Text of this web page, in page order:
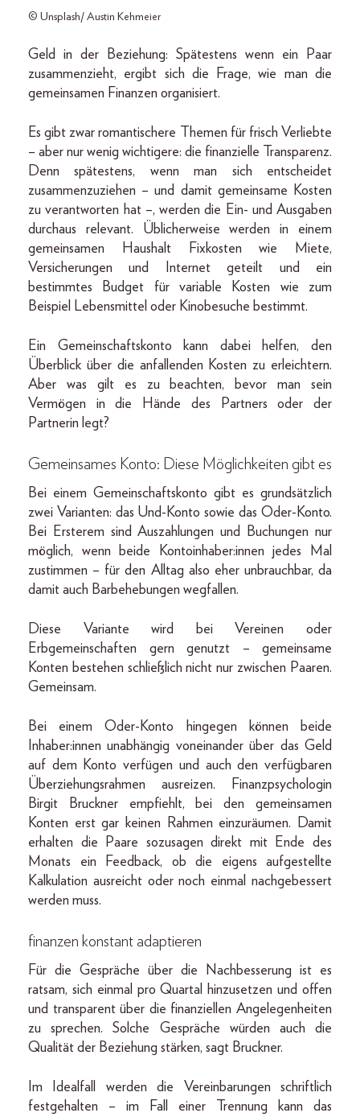
© Unsplash/ Austin Kehmeier
Geld in der Beziehung: Spätestens wenn ein Paar
zusammenzieht, ergibt sich die Frage, wie man die
gemeinsamen Finanzen organisiert.
Es gibt zwar romantischere Themen für frisch Verliebte
– aber nur wenig wichtigere: die finanzielle Transparenz.
Denn spätestens, wenn man sich entscheidet
zusammenzuziehen – und damit gemeinsame Kosten
zu verantworten hat –, werden die Ein- und Ausgaben
durchaus relevant. Üblicherweise werden in einem
gemeinsamen Haushalt Fixkosten wie Miete,
Versicherungen und Internet geteilt und ein
bestimmtes Budget für variable Kosten wie zum
Beispiel Lebensmittel oder Kinobesuche bestimmt.
Ein Gemeinschaftskonto kann dabei helfen, den
Überblick über die anfallenden Kosten zu erleichtern.
Aber was gilt es zu beachten, bevor man sein
Vermögen in die Hände des Partners oder der
Partnerin legt?
Gemeinsames Konto: Diese Möglichkeiten gibt es
Bei einem Gemeinschaftskonto gibt es grundsätzlich
zwei Varianten: das Und-Konto sowie das Oder-Konto.
Bei Ersterem sind Auszahlungen und Buchungen nur
möglich, wenn beide Kontoinhaber:innen jedes Mal
zustimmen – für den Alltag also eher unbrauchbar, da
damit auch Barbehebungen wegfallen.
Diese Variante wird bei Vereinen oder
Erbgemeinschaften gern genutzt – gemeinsame
Konten bestehen schließlich nicht nur zwischen Paaren.
Gemeinsam.
Bei einem Oder-Konto hingegen können beide
Inhaber:innen unabhängig voneinander über das Geld
auf dem Konto verfügen und auch den verfügbaren
Überziehungsrahmen ausreizen. Finanzpsychologin
Birgit Bruckner empfiehlt, bei den gemeinsamen
Konten erst gar keinen Rahmen einzuräumen. Damit
erhalten die Paare sozusagen direkt mit Ende des
Monats ein Feedback, ob die eigens aufgestellte
Kalkulation ausreicht oder noch einmal nachgebessert
werden muss.
finanzen konstant adaptieren
Für die Gespräche über die Nachbesserung ist es
ratsam, sich einmal pro Quartal hinzusetzen und offen
und transparent über die finanziellen Angelegenheiten
zu sprechen. Solche Gespräche würden auch die
Qualität der Beziehung stärken, sagt Bruckner.
Im Idealfall werden die Vereinbarungen schriftlich
festgehalten – im Fall einer Trennung kann das